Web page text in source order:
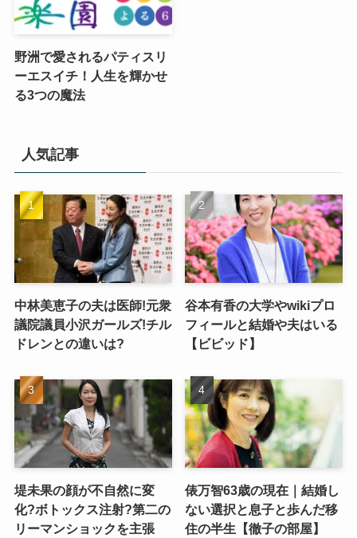
野洲で愛されるパティスリ
ーエスイチ！人生を輝かせ
る3つの魔法
人気記事
中林美恵子の夫は医師!元衆
議院議員小沢ガールズ!チル
ドレンとの違いは?
谷本有香の大学やwikiプロ
フィールと結婚や夫はいる
【ビビッド】
堤未果の顔が不自然に変
化?ボトックス注射?第二の
リーマンショックを主張
俵万智63歳の現在｜結婚し
ない選択と息子と歩んだ移
住の半生【徹子の部屋】